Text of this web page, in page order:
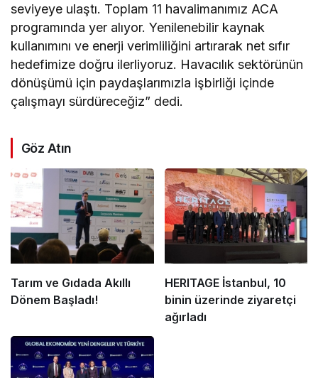
seviyeye ulaştı. Toplam 11 havalimanımız ACA
programında yer alıyor. Yenilenebilir kaynak
kullanımını ve enerji verimliliğini artırarak net sıfır
hedefimize doğru ilerliyoruz. Havacılık sektörünün
dönüşümü için paydaşlarımızla işbirliği içinde
çalışmayı sürdüreceğiz” dedi.
Göz Atın
Tarım ve Gıdada Akıllı
Dönem Başladı!
HERITAGE İstanbul, 10
binin üzerinde ziyaretçi
ağırladı